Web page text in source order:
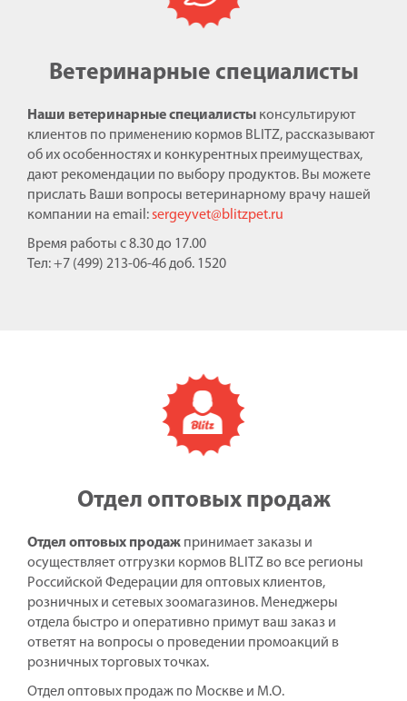
Ветеринарные специалисты
Наши ветеринарные специалисты консультируют
клиентов по применению кормов BLITZ, рассказывают
об их особенностях и конкурентных преимуществах,
дают рекомендации по выбору продуктов. Вы можете
прислать Ваши вопросы ветеринарному врачу нашей
компании на email:sergeyvet@blitzpet.ru
Время работы с 8.30 до 17.00
Тел: +7 (499) 213-06-46 доб. 1520
Отдел оптовых продаж
Отдел оптовых продаж принимает заказы и
осуществляет отгрузки кормов BLITZ во все регионы
Российской Федерации для оптовых клиентов,
розничных и сетевых зоомагазинов. Менеджеры
отдела быстро и оперативно примут ваш заказ и
ответят на вопросы о проведении промоакций в
розничных торговых точках.
Отдел оптовых продаж по Москве и М.О.